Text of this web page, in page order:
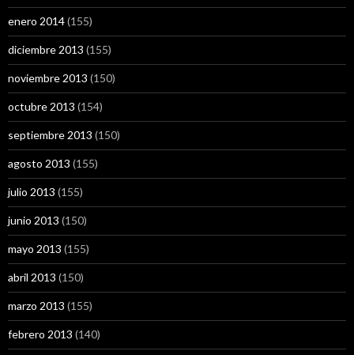
enero 2014(155)
diciembre 2013 (155)
noviembre 2013 (150)
octubre 2013 (154)
septiembre 2013 (150)
agosto 2013 (155)
julio 2013 (155)
junio 2013 (150)
mayo 2013 (155)
abril 2013 (150)
marzo 2013 (155)
febrero 2013 (140)